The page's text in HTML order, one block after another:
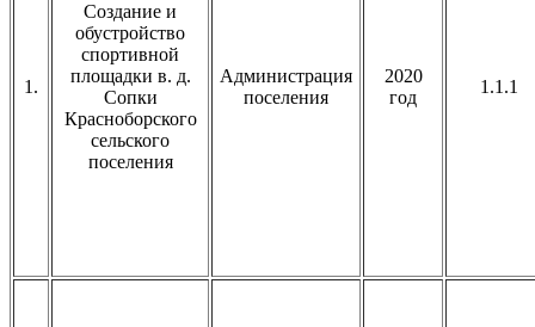
1.
Создание и
обустройство
спортивной
площадки в. д.
Сопки
Красноборского
сельского
поселения
Администрация
поселения
2020
год
1.1.1